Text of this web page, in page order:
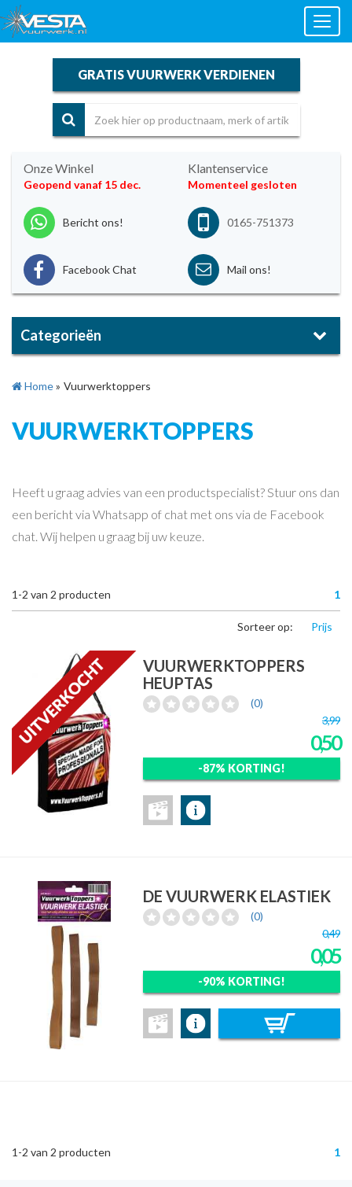
GRATIS VUURWERK VERDIENEN
Onze Winkel
Geopend vanaf 15 dec.
Klantenservice
Momenteel gesloten
Bericht ons! 0165-751373
Facebook Chat Mail ons!
Categorieën
Home» Vuurwerktoppers
VUURWERKTOPPERS
Heeft u graag advies van een productspecialist? Stuur ons dan
een bericht via Whatsapp of chat met ons via de Facebook
chat. Wij helpen u graag bij uw keuze.
1-2 van 2 producten 1
Sorteer op: Prijs
VUURWERKTOPPERS
HEUPTAS
(0)
3,99
0,50
-87% KORTING!
DE VUURWERK ELASTIEK
(0)
0,49
0,05
-90% KORTING!
1-2 van 2 producten 1